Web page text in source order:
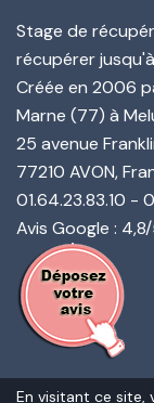
Stage de
récupérer
Créée en 2006
Marne (77) à
25 avenue
77210 AVON,
01.64.23.83.10 -
Avis Google :
En visitant ce site,